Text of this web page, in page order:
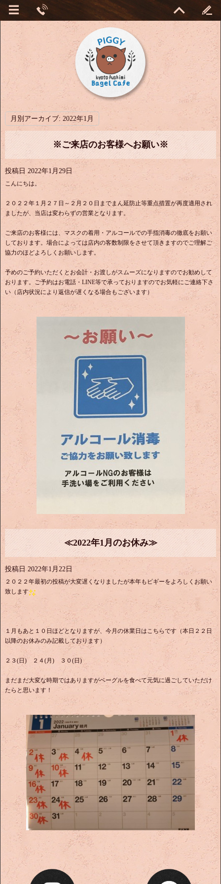
月別アーカイブ: 2022年1月
※ご来店のお客様へお願い※
投稿日 2022年1月29日
こんにちは。
２０２２年１月２７日～２月２０日までまん延防止等重点措置が再度適用され
ましたが、当店は変わらずの営業となります。
ご来店のお客様には、マスクの着用・アルコールでの手指消毒の徹底をお願い
しております。場合によっては店内の客数制限をさせて頂きますのでご理解ご
協力のほどよろしくお願いします。
予めのご予約いただくとお会計・お渡しがスムーズになりますのでお勧めして
おります。ご予約はお電話・LINE等で承っておりますのでお気軽にご連絡下さ
い（店内状況により返信が遅くなる場合もございます）
≪2022年1月のお休み≫
投稿日 2022年1月22日
２０２２年最初の投稿が大変遅くなりましたが本年もピギーをよろしくお願い
致します
１月もあと１０日ほどとなりますが、今月の休業日はこちらです（本日２２日
以降のお休みのみ記載しております）
２３(日) ２４(月) ３０(日)
まだまだ大変な時期ではありますがベーグルを食べて元気に過ごしていただけ
たらと思います！